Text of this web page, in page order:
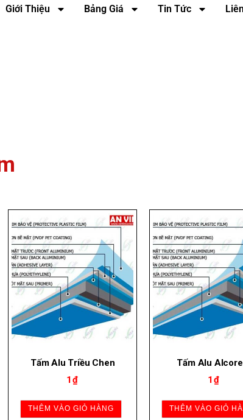
Giới Thiệu Bảng Giá Tin Tức
Tấm Alu Triều Chen
1₫
THÊM VÀO GIỎ HÀNG
Tấm Alu
1₫
THÊM VÀO GIỎ